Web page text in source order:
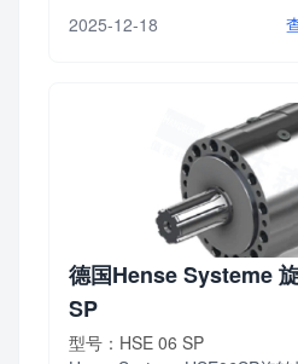
2025-12-18
德国Hense Systeme
SP
型号：HSE 06 SP